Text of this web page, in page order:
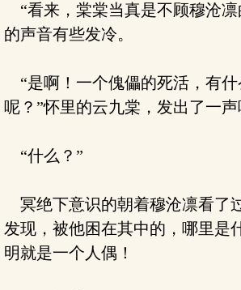
“看来，棠棠当真是不顾穆沧凛
的声音有些发冷。
“是啊！一个傀儡的死活，有什
呢？”怀里的云九棠，发出了一声
“什么？”
冥绝下意识的朝着穆沧凛看了
发现，被他困在其中的，哪里是
明就是一个人偶！